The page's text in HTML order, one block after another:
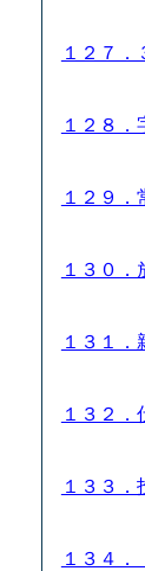
１２７
１２８
１２９
１３０
１３１
１３２
１３３
１３４